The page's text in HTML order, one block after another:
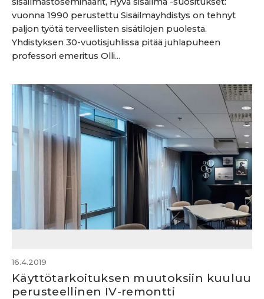
vuonna 1990 perustettu Sisäilmayhdistys on tehnyt
paljon työtä terveellisten sisätilojen puolesta.
Yhdistyksen 30-vuotisjuhlissa pitää juhlapuheen
professori emeritus Olli...
16.4.2019
Käyttötarkoituksen muutoksiin kuuluu
perusteellinen IV-remontti